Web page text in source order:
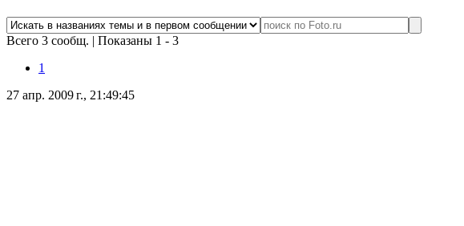
Всего 3 сообщ. | Показаны 1 - 3
1
27 апр. 2009 г., 21:49:45